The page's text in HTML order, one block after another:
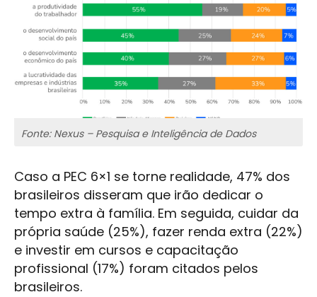
Fonte: Nexus – Pesquisa e Inteligência de Dados
Caso a PEC 6×1 se torne realidade, 47% dos
brasileiros disseram que irão dedicar o
tempo extra à família. Em seguida, cuidar da
própria saúde (25%), fazer renda extra (22%)
e investir em cursos e capacitação
profissional (17%) foram citados pelos
brasileiros.